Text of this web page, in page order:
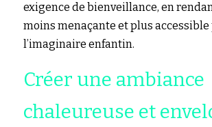
exigence de bienveillance, en
moins menaçante et plus
l’imaginaire enfantin.
Créer une ambiance
chaleureuse et